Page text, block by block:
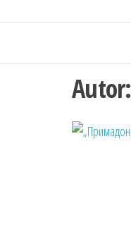
Autor: